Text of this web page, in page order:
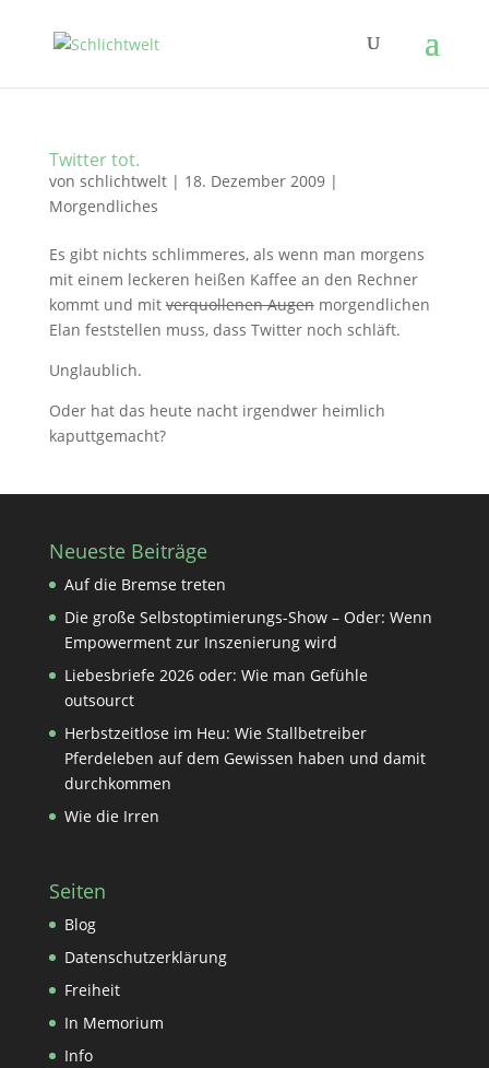
Twitter tot.
von schlichtwelt| 18. Dezember 2009|
Morgendliches
Es gibt nichts schlimmeres, als wenn man morgens
mit einem leckeren heißen Kaffee an den Rechner
kommt und mitverquollenen Augenmorgendlichen
Elan feststellen muss, dass Twitter noch schläft.
Unglaublich.
Oder hat das heute nacht irgendwer heimlich
kaputtgemacht?
Neueste Beiträge
Auf die Bremse treten
Die große Selbstoptimierungs-Show – Oder: Wenn
Empowerment zur Inszenierung wird
Liebesbriefe 2026 oder: Wie man Gefühle
outsourct
Herbstzeitlose im Heu: Wie Stallbetreiber
Pferdeleben auf dem Gewissen haben und damit
durchkommen
Wie die Irren
Seiten
Blog
Datenschutzerklärung
Freiheit
In Memorium
Info